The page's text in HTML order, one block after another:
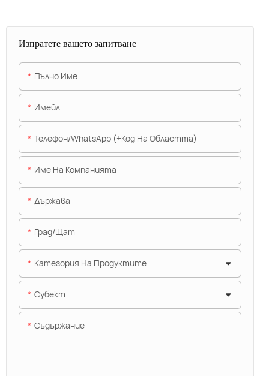
Изпратете вашето запитване
Пълно Име
Имейл
Телефон/WhatsApp (+Код На Областта)
Име На Компанията
Държава
Град/щат
Категория На Продуктите
Субект
Съдържание